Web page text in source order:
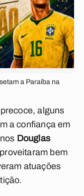
a Paraíba na
alguns
a confiança em
Douglas
bem
atuações